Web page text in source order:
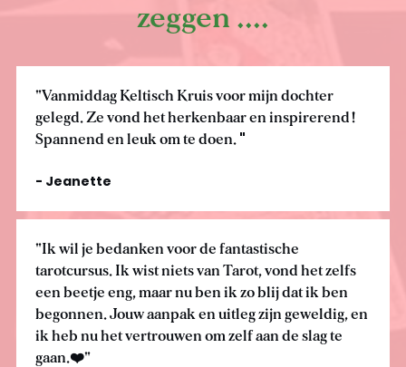
zeggen ....
"Vanmiddag Keltisch Kruis voor mijn dochter
gelegd. Ze vond het herkenbaar en inspirerend!
Spannend en leuk om te doen. "
- Jeanette
"Ik wil je bedanken voor de fantastische
tarotcursus. Ik wist niets van Tarot, vond het zelfs
een beetje eng, maar nu ben ik zo blij dat ik ben
begonnen. Jouw aanpak en uitleg zijn geweldig, en
ik heb nu het vertrouwen om zelf aan de slag te
gaan.❤️"